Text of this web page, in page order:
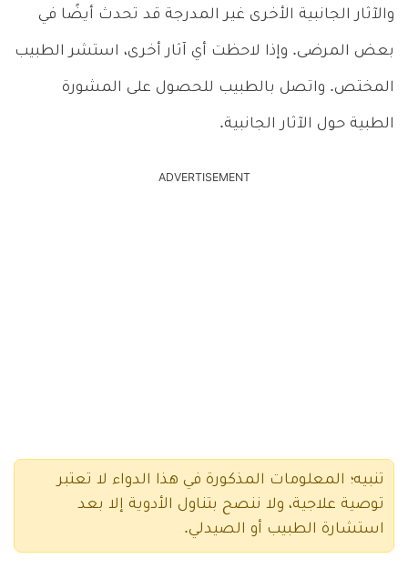
والآثار الجانبية الأخرى غير المدرجة قد تحدث أيضًا في
بعض المرضى. وإذا لاحظت أي آثار أخرى، استشر الطبيب
المختص. واتصل بالطبيب للحصول على المشورة
الطبية حول الآثار الجانبية.
ADVERTISEMENT
تنبيه؛ المعلومات المذكورة في هذا الدواء لا تعتبر
توصية علاجية، ولا ننصح بتناول الأدوية إلا بعد
استشارة الطبيب أو الصيدلي.